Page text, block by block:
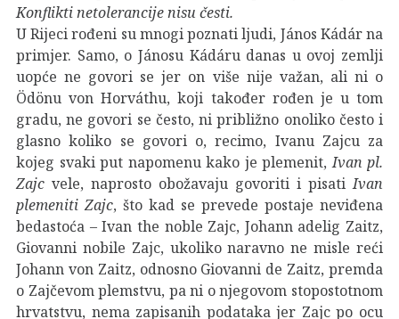
Konflikti netolerancije nisu česti.
U Rijeci rođeni su mnogi poznati ljudi, János Kádár na
primjer. Samo, o Jánosu Kádáru danas u ovoj zemlji
uopće ne govori se jer on više nije važan, ali ni o
Ödönu von Horváthu, koji također rođen je u tom
gradu, ne govori se često, ni približno onoliko često i
glasno koliko se govori o, recimo, Ivanu Zajcu za
kojeg svaki put napomenu kako je plemenit,Ivan pl.
Zajc vele, naprosto obožavaju govoriti i pisati Ivan
plemeniti Zajc, što kad se prevede postaje neviđena
bedastoća – Ivan the noble Zajc, Johann adelig Zaitz,
Giovanni nobile Zajc, ukoliko naravno ne misle reći
Johann von Zaitz, odnosno Giovanni de Zaitz, premda
o Zajčevom plemstvu, pa ni o njegovom stopostotnom
hrvatstvu, nema zapisanih podataka jer Zajc po ocu